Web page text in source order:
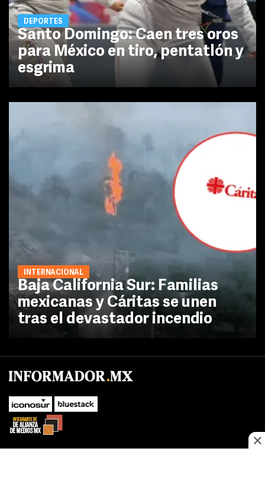
DEPORTES
Santo Domingo: Caen tres oros
para México en tiro, pentatlón y
esgrima
INTERNACIONAL
Baja California Sur: Familias
mexicanas y Cáritas se unen
tras el devastador incendio